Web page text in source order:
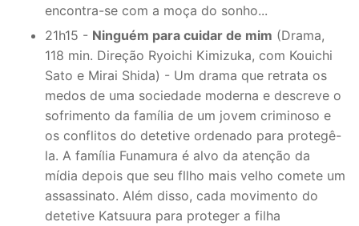
encontra-se com a moça do sonho...
21h15 - Ninguém para cuidar de mim (Drama,
118 min. Direção Ryoichi Kimizuka, com Kouichi
Sato e Mirai Shida) - Um drama que retrata os
medos de uma sociedade moderna e descreve o
sofrimento da família de um jovem criminoso e
os conflitos do detetive ordenado para protegê-
la. A família Funamura é alvo da atenção da
mídia depois que seu fllho mais velho comete um
assassinato. Além disso, cada movimento do
detetive Katsuura para proteger a filha